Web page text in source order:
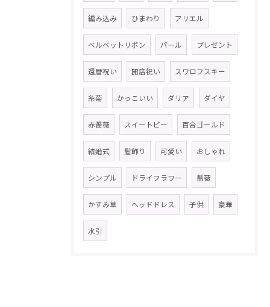
編み込み ひまわり アリエル
ベルベットリボン パール プレゼント
還暦祝い 開店祝い スワロフスキー
糸菊 かっこいい ダリア ダイヤ
赤薔薇 スイートピー 百合ゴールド
結婚式 髪飾り 可愛い おしゃれ
シンプル ドライフラワー 薔薇
かすみ草 ヘッドドレス 子供 豪華
水引